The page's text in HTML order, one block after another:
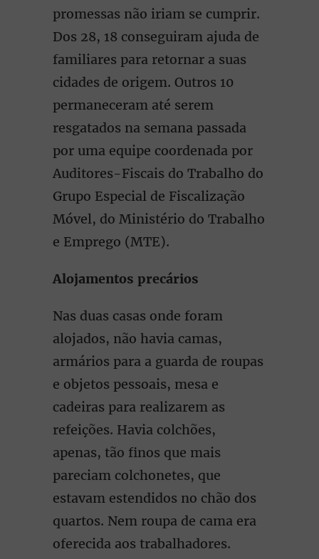
promessas não iriam se cumprir.
Dos 28, 18 conseguiram ajuda de
familiares para retornar a suas
cidades de origem. Outros 10
permaneceram até serem
resgatados na semana passada
por uma equipe coordenada por
Auditores-Fiscais do Trabalho do
Grupo Especial de Fiscalização
Móvel, do Ministério do Trabalho
e Emprego (MTE).
Alojamentos precários
Nas duas casas onde foram
alojados, não havia camas,
armários para a guarda de roupas
e objetos pessoais, mesa e
cadeiras para realizarem as
refeições. Havia colchões,
apenas, tão finos que mais
pareciam colchonetes, que
estavam estendidos no chão dos
quartos. Nem roupa de cama era
oferecida aos trabalhadores.